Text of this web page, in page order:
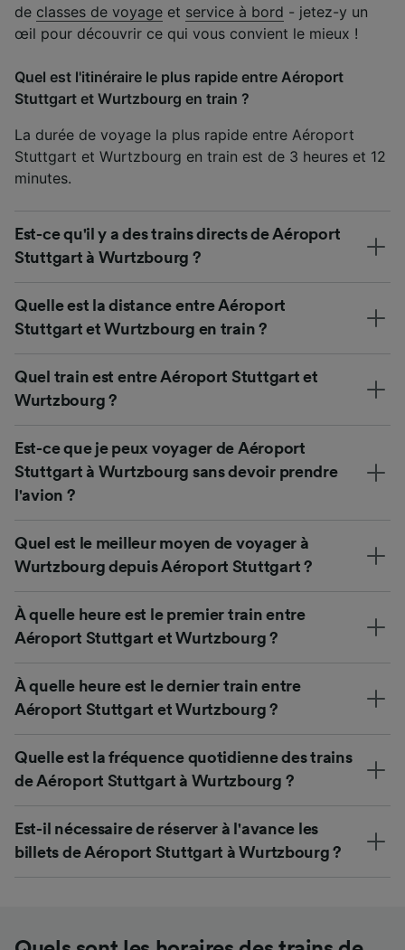
de classes de voyage et service à bord - jetez-y un
œil pour découvrir ce qui vous convient le mieux !
Quel est l'itinéraire le plus rapide entre Aéroport
Stuttgart et Wurtzbourg en train ?
La durée de voyage la plus rapide entre Aéroport
Stuttgart et Wurtzbourg en train est de 3 heures et 12
minutes.
Est-ce qu'il y a des trains directs de Aéroport
Stuttgart à Wurtzbourg ?
Quelle est la distance entre Aéroport
Stuttgart et Wurtzbourg en train ?
Quel train est entre Aéroport Stuttgart et
Wurtzbourg ?
Est-ce que je peux voyager de Aéroport
Stuttgart à Wurtzbourg sans devoir prendre
l'avion ?
Quel est le meilleur moyen de voyager à
Wurtzbourg depuis Aéroport Stuttgart ?
À quelle heure est le premier train entre
Aéroport Stuttgart et Wurtzbourg ?
À quelle heure est le dernier train entre
Aéroport Stuttgart et Wurtzbourg ?
Quelle est la fréquence quotidienne des trains
de Aéroport Stuttgart à Wurtzbourg ?
Est-il nécessaire de réserver à l'avance les
billets de Aéroport Stuttgart à Wurtzbourg ?